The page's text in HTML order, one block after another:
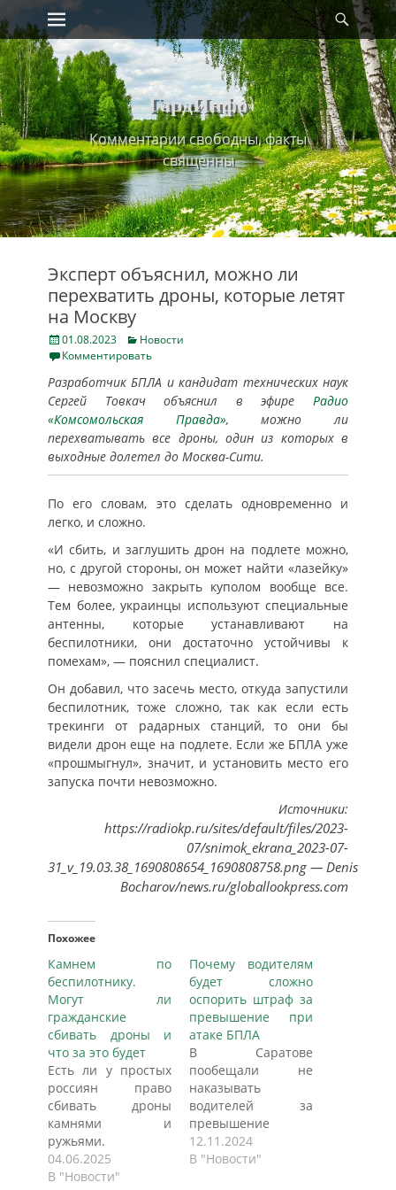
Skip
to
content
Primary Menu
ГардИнфо
Комментарии свободны, факты
священны
Эксперт объяснил, можно ли
перехватить дроны, которые летят
на Москву
Posted
on
01.08.2023 Categories
Новости
Комментировать
Разработчик БПЛА и кандидат технических наук
Сергей Товкач объяснил в эфире Радио
«Комсомольская Правда», можно ли
перехватывать все дроны, один из которых в
выходные долетел до Москва-Сити.
По его словам, это сделать одновременно и
легко, и сложно.
«И сбить, и заглушить дрон на подлете можно,
но, с другой стороны, он может найти «лазейку»
— невозможно закрыть куполом вообще все.
Тем более, украинцы используют специальные
антенны, которые устанавливают на
беспилотники, они достаточно устойчивы к
помехам», — пояснил специалист.
Он добавил, что засечь место, откуда запустили
беспилотник, тоже сложно, так как если есть
трекинги от радарных станций, то они бы
видели дрон еще на подлете. Если же БПЛА уже
«прошмыгнул», значит, и установить место его
запуска почти невозможно.
Источники:
https://radiokp.ru/sites/default/files/2023-
07/snimok_ekrana_2023-07-
31_v_19.03.38_1690808654_1690808758.png — Denis
Bocharov/news.ru/globallookpress.com
Похожее
Камнем по
беспилотнику.
Могут ли
гражданские
сбивать дроны и
что за это будет
Есть ли у простых
россиян право
сбивать дроны
камнями и
ружьями.
Беспилотники
стали постоянным
04.06.2025
В "Новости"
Почему водителям
будет сложно
оспорить штраф за
превышение при
атаке БПЛА
В Саратове
пообещали не
наказывать
водителей за
превышение
скорости при атаке
БПЛА. Однако
12.11.2024
В "Новости"